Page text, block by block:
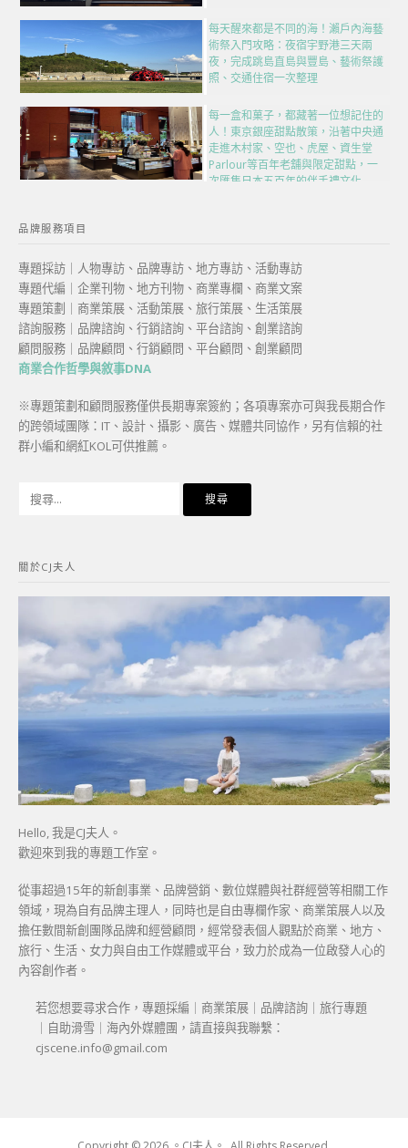
每天醒來都是不同的海！瀨戶內海藝
術祭入門攻略：夜宿宇野港三天兩
夜，完成跳島直島與豐島、藝術祭護
照、交通住宿一次整理
每一盒和菓子，都藏著一位想記住的
人！東京銀座甜點散策，沿著中央通
走進木村家、空也、虎屋、資生堂
Parlour等百年老舖與限定甜點，一
次匯集日本五百年的伴手禮文化
品牌服務項目
專題採訪｜人物專訪、品牌專訪、地方專訪、活動專訪
專題代編｜企業刊物、地方刊物、商業專欄、商業文案
專題策劃｜商業策展、活動策展、旅行策展、生活策展
諮詢服務｜品牌諮詢、行銷諮詢、平台諮詢、創業諮詢
顧問服務｜品牌顧問、行銷顧問、平台顧問、創業顧問
商業合作哲學與敘事DNA
※專題策劃和顧問服務僅供長期專案簽約；各項專案亦可與我長期合作
的跨領域團隊：IT、設計、攝影、廣告、媒體共同協作，另有信賴的社
群小編和網紅KOL可供推薦。
字:
關於CJ夫人
Hello, 我是CJ夫人。
歡迎來到我的專題工作室。
從事超過15年的新創事業、品牌營銷、數位媒體與社群經營等相關工作
領域，現為自有品牌主理人，同時也是自由專欄作家、商業策展人以及
擔任數間新創團隊品牌和經營顧問，經常發表個人觀點於商業、地方、
旅行、生活、女力與自由工作媒體或平台，致力於成為一位啟發人心的
內容創作者。
若您想要尋求合作，專題採編｜商業策展｜品牌諮詢｜旅行專題
｜自助滑雪｜海內外媒體團，請直接與我聯繫：
cjscene.info@gmail.com